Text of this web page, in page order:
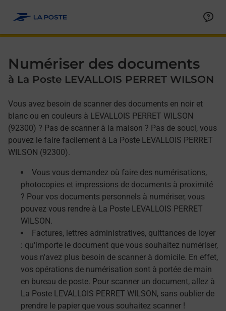
Numériser des documents
à La Poste LEVALLOIS PERRET WILSON
Vous avez besoin de scanner des documents en noir et
blanc ou en couleurs à LEVALLOIS PERRET WILSON
(92300) ? Pas de scanner à la maison ? Pas de souci, vous
pouvez le faire facilement à La Poste LEVALLOIS PERRET
WILSON (92300).
Vous vous demandez où faire des numérisations,
photocopies et impressions de documents à proximité
? Pour vos documents personnels à numériser, vous
pouvez vous rendre à La Poste LEVALLOIS PERRET
WILSON.
Factures, lettres administratives, quittances de loyer
: qu'importe le document que vous souhaitez numériser,
vous n'avez plus besoin de scanner à domicile. En effet,
vos opérations de numérisation sont à portée de main
en bureau de poste. Pour scanner un document, allez à
La Poste LEVALLOIS PERRET WILSON, sans oublier de
prendre le papier que vous souhaitez scanner !